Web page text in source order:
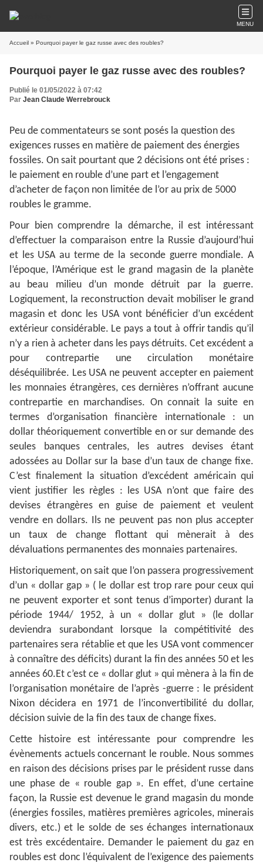
MENU
Accueil » Pourquoi payer le gaz russe avec des roubles?
Pourquoi payer le gaz russe avec des roubles?
Publié le 01/05/2022 à 07:42
Par Jean Claude Werrebrouck
Peu de commentateurs se sont posés la question des
exigences russes en matière de paiement des énergies
fossiles. On sait pourtant que 2 décisions ont été prises :
le paiement en rouble d’une part et l’engagement
d’acheter de façon non limitée de l’or au prix de 5000
roubles le gramme.
Pour bien comprendre la démarche, il est intéressant
d’effectuer la comparaison entre la Russie d’aujourd’hui
et les USA au terme de la seconde guerre mondiale. A
l’époque, l’Amérique est le grand magasin de la planète
au beau milieu d’un monde détruit par la guerre.
Logiquement, la reconstruction devait mobiliser le grand
magasin et donc les USA vont bénéficier d’un excédent
extérieur considérable. Le pays a tout à offrir tandis qu’il
n’y a rien à acheter dans les pays détruits. Cet excédent a
pour contrepartie une circulation monétaire
déséquilibrée. Les USA ne peuvent accepter en paiement
les monnaies étrangères, ces dernières n’offrant aucune
contrepartie en marchandises. On connait la suite en
termes d’organisation financière internationale : un
dollar théoriquement convertible en or sur demande des
seules banques centrales, les autres devises étant
adossées au Dollar sur la base d’un taux de change fixe.
C’est finalement la situation d’excédent américain qui
vient justifier les règles : les USA n’ont que faire des
devises étrangères en guise de paiement et veulent
vendre en dollars. Ils ne peuvent pas non plus accepter
un taux de change flottant qui mènerait à des
dévaluations permanentes des monnaies partenaires.
Historiquement, on sait que l’on passera progressivement
d’un « dollar gap » ( le dollar est trop rare pour ceux qui
ne peuvent exporter et sont tenus d’importer) durant la
période 1944/ 1952, à un « dollar glut » (le dollar
deviendra surabondant lorsque la compétitivité des
partenaires sera rétablie et que les USA vont commencer
à connaître des déficits) durant la fin des années 50 et les
années 60.Et c’est ce « dollar glut » qui mènera à la fin de
l’organisation monétaire de l’après -guerre : le président
Nixon décidera en 1971 de l’inconvertibilité du dollar,
décision suivie de la fin des taux de change fixes.
Cette histoire est intéressante pour comprendre les
évènements actuels concernant le rouble. Nous sommes
en raison des décisions prises par le président russe dans
une phase de « rouble gap ». En effet, d’une certaine
façon, la Russie est devenue le grand magasin du monde
(énergies fossiles, matières premières agricoles, minerais
divers, etc.) et le solde de ses échanges internationaux
est très excédentaire. Demander le paiement du gaz en
roubles est donc l’équivalent de l’exigence des paiements